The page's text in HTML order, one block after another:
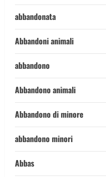
abbandonata
Abbandoni animali
abbandono
Abbandono animali
Abbandono di minore
abbandono minori
Abbas